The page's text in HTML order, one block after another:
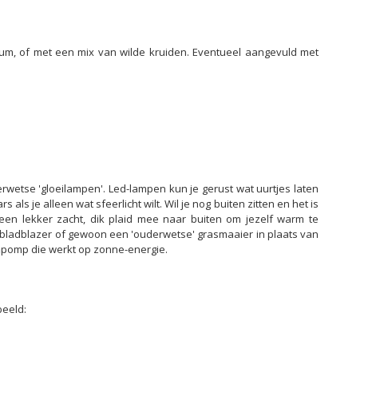
of met een mix van wilde kruiden. Eventueel aangevuld met
'gloeilampen'. Led-lampen kun je gerust wat uurtjes laten
als je alleen wat sfeerlicht wilt. Wil je nog buiten zitten en het is
lekker zacht, dik plaid mee naar buiten om jezelf warm te
of gewoon een 'ouderwetse' grasmaaier in plaats van
die werkt op zonne-energie.